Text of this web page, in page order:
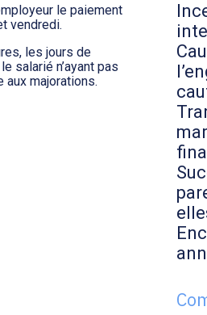
le paiement
vendredi.
les jours de
salarié n’ayant pas
majorations.